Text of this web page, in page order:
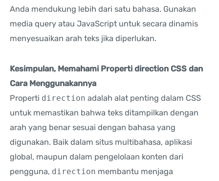
Anda mendukung lebih dari satu bahasa. Gunakan
media query atau JavaScript untuk secara dinamis
menyesuaikan arah teks jika diperlukan.
Kesimpulan, Memahami Properti direction CSS dan
Cara Menggunakannya
Properti direction adalah alat penting dalam CSS
untuk memastikan bahwa teks ditampilkan dengan
arah yang benar sesuai dengan bahasa yang
digunakan. Baik dalam situs multibahasa, aplikasi
global, maupun dalam pengelolaan konten dari
pengguna, direction membantu menjaga